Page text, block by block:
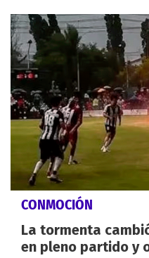
CONMOCIÓN
La tormenta
en pleno partido y